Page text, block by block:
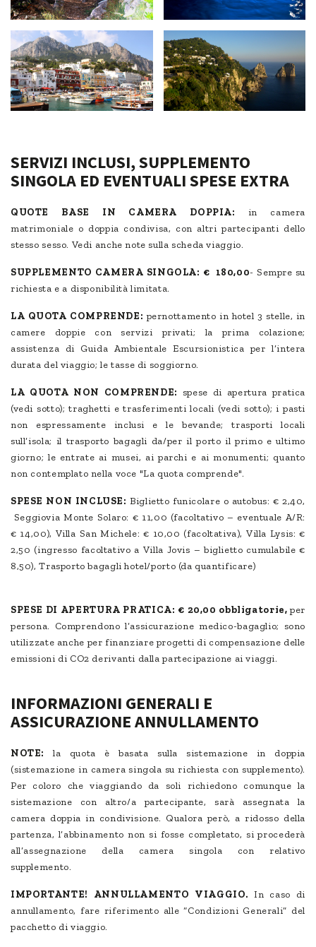
SERVIZI INCLUSI, SUPPLEMENTO
SINGOLA ED EVENTUALI SPESE EXTRA
QUOTE BASE IN CAMERA DOPPIA: in camera
matrimoniale o doppia condivisa, con altri partecipanti dello
stesso sesso. Vedi anche note sulla scheda viaggio.
SUPPLEMENTO CAMERA SINGOLA: € 180,00- Sempre su
richiesta e a disponibilità limitata.
LA QUOTA COMPRENDE: pernottamento in hotel 3 stelle, in
camere doppie con servizi privati; la prima colazione;
assistenza di Guida Ambientale Escursionistica per l’intera
durata del viaggio; le tasse di soggiorno.
LA QUOTA NON COMPRENDE: spese di apertura pratica
(vedi sotto); traghetti e trasferimenti locali (vedi sotto); i pasti
non espressamente inclusi e le bevande; trasporti locali
sull’isola; il trasporto bagagli da/per il porto il primo e ultimo
giorno; le entrate ai musei, ai parchi e ai monumenti; quanto
non contemplato nella voce "La quota comprende".
SPESE NON INCLUSE: Biglietto funicolare o autobus: € 2,40,
Seggiovia Monte Solaro: € 11,00 (facoltativo – eventuale A/R:
€ 14,00), Villa San Michele: € 10,00 (facoltativa), Villa Lysis: €
2,50 (ingresso facoltativo a Villa Jovis – biglietto cumulabile €
8,50), Trasporto bagagli hotel/porto (da quantificare)
SPESE DI APERTURA PRATICA: € 20,00 obbligatorie,per
persona. Comprendono l’assicurazione medico-bagaglio; sono
utilizzate anche per finanziare progetti di compensazione delle
emissioni di CO2 derivanti dalla partecipazione ai viaggi.
INFORMAZIONI GENERALI E
ASSICURAZIONE ANNULLAMENTO
NOTE:
la quota è basata sulla sistemazione in doppia
(sistemazione in camera singola su richiesta con supplemento).
Per coloro che viaggiando da soli richiedono comunque la
sistemazione con altro/a partecipante, sarà assegnata la
camera doppia in condivisione. Qualora però, a ridosso della
partenza, l’abbinamento non si fosse completato, si procederà
all’assegnazione della camera singola con relativo
supplemento.
IMPORTANTE! ANNULLAMENTO VIAGGIO. In caso di
annullamento, fare riferimento alle “Condizioni Generali” del
pacchetto di viaggio.